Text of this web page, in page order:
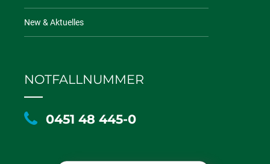
New & Aktuelles
NOTFALLNUMMER
0451 48 445-0